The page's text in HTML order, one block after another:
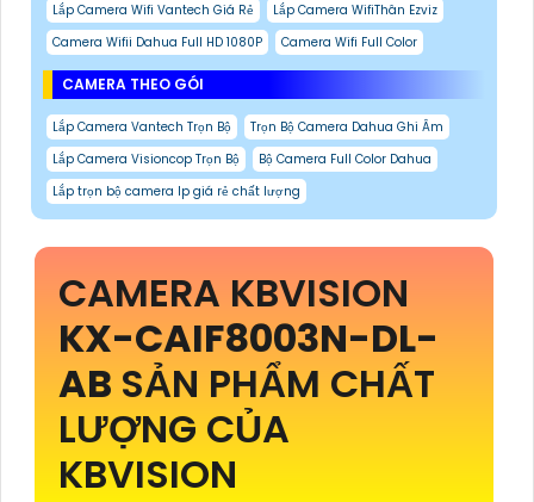
Lắp Camera Wifi Vantech Giá Rẻ
Lắp Camera WifiThân Ezviz
Camera Wifii Dahua Full HD 1080P
Camera Wifi Full Color
CAMERA THEO GÓI
Lắp Camera Vantech Trọn Bộ
Trọn Bộ Camera Dahua Ghi Âm
Lắp Camera Visioncop Trọn Bộ
Bộ Camera Full Color Dahua
Lắp trọn bộ camera Ip giá rẻ chất lượng
CAMERA KBVISION
KX-CAIF8003N-DL-
AB SẢN PHẨM CHẤT
LƯỢNG CỦA
KBVISION